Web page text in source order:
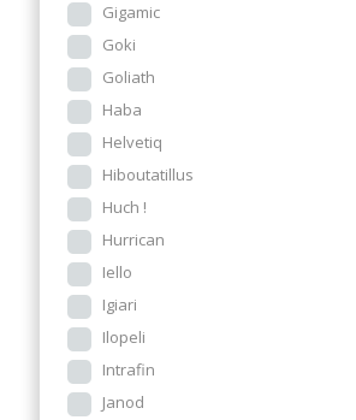
Gigamic
Goki
Goliath
Haba
Helvetiq
Hiboutatillus
Huch !
Hurrican
Iello
Igiari
Ilopeli
Intrafin
Janod